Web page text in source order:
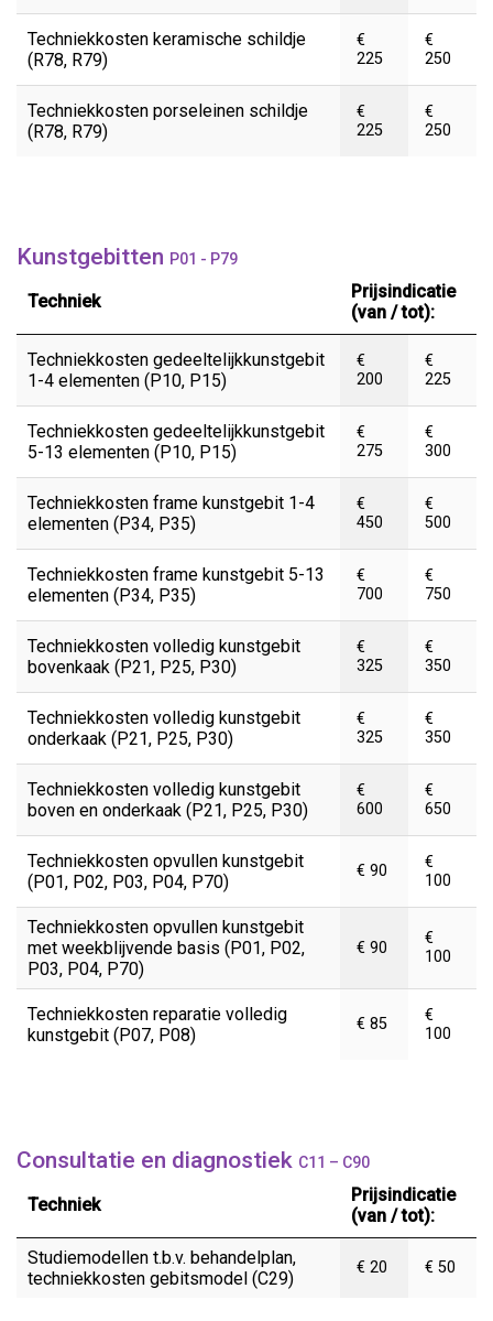
Techniekkosten keramische schildje
(R78, R79)
€
225
€
250
Techniekkosten porseleinen schildje
(R78, R79)
€
225
€
250
Kunstgebitten P01 - P79
Techniek
Prijsindicatie
(van / tot):
Techniekkosten gedeeltelijkkunstgebit
1-4 elementen (P10, P15)
€
200
€
225
Techniekkosten gedeeltelijkkunstgebit
5-13 elementen (P10, P15)
€
275
€
300
Techniekkosten frame kunstgebit 1-4
elementen (P34, P35)
€
450
€
500
Techniekkosten frame kunstgebit 5-13
elementen (P34, P35)
€
700
€
750
Techniekkosten volledig kunstgebit
bovenkaak (P21, P25, P30)
€
325
€
350
Techniekkosten volledig kunstgebit
onderkaak (P21, P25, P30)
€
325
€
350
Techniekkosten volledig kunstgebit
boven en onderkaak (P21, P25, P30)
€
600
€
650
Techniekkosten opvullen kunstgebit
(P01, P02, P03, P04, P70)
€ 90
€
100
Techniekkosten opvullen kunstgebit
met weekblijvende basis (P01, P02,
P03, P04, P70)
€ 90
€
100
Techniekkosten reparatie volledig
kunstgebit (P07, P08)
€ 85
€
100
Consultatie en diagnostiek C11 – C90
Techniek
Prijsindicatie
(van / tot):
Studiemodellen t.b.v. behandelplan,
techniekkosten gebitsmodel (C29)
€ 20 € 50